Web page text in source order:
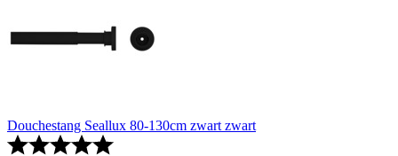
Douchestang Seallux 80-130cm zwart zwart